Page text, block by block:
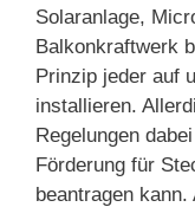
Solaranlage,
Balkonkraftwerk
Prinzip jeder auf
installieren.
Regelungen
Förderung für
beantragen